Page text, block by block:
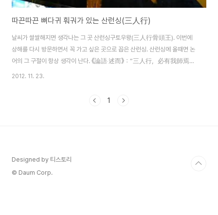
따끈따끈 뼈다귀 훠궈가 있는 산런싱(三人行)
날씨가 쌀쌀해지면 생각나는 그 곳 산런싱구토우왕(三人行骨頭王). 이번에
상해를 다시 방문하면서 꼭 가고 싶은 곳으로 꼽은 산런싱. 산런싱에 올때면 논
어의 그 구절이 항상 생각이 난다. 《論語‧述而》：“三人行，必有我師焉。
擇其善者而從之，其不善者而改之。” (세 사람이 길을 가도 반드시 그 중
의 삼은 꼭 세사람을 지칭하기 보다는 많음을 뜻한다. 세상에 우리가 배울 점을
2012. 11. 23.
1
Designed by 티스토리
© Daum Corp.